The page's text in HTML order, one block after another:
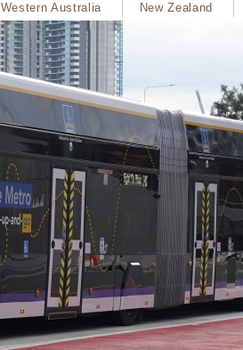
Western Australia
New Zealand